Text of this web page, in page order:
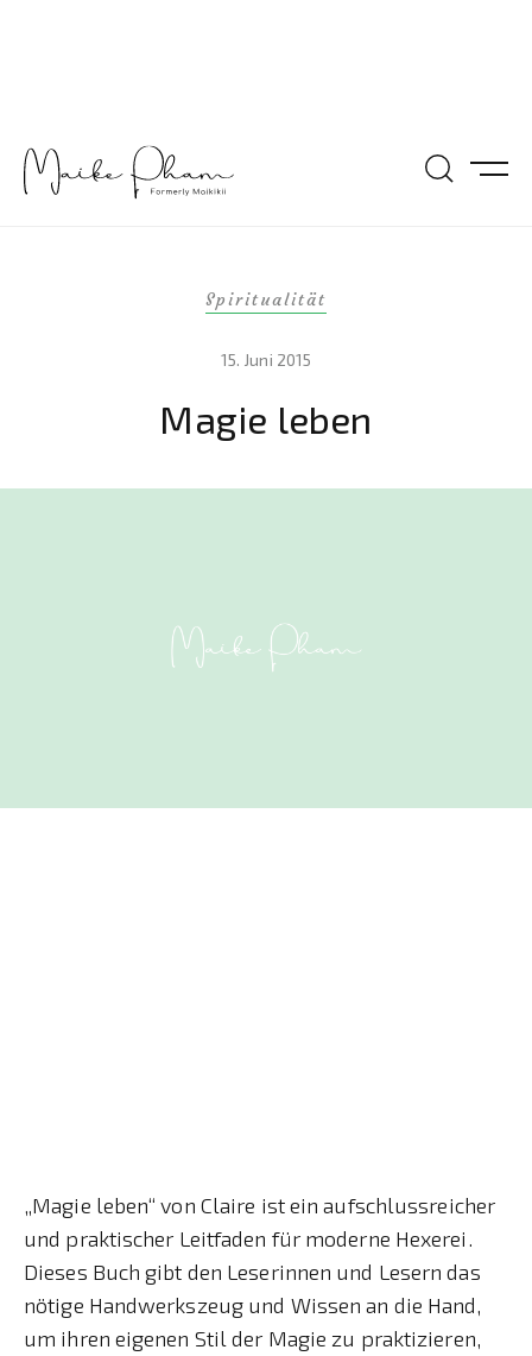
Spiritualität
15. Juni 2015
Magie leben
„Magie leben“ von Claire ist ein aufschlussreicher
und praktischer Leitfaden für moderne Hexerei.
Dieses Buch gibt den Leserinnen und Lesern das
nötige Handwerkszeug und Wissen an die Hand,
um ihren eigenen Stil der Magie zu praktizieren,